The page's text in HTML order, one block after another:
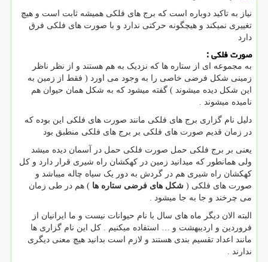
نیاز به تاکید دوباره است که برج های فلکی همیشه ثابت است و هیچ
تغییری نمیکند و هیچگونه حرکتی ندارد و با صورت های فلکی فرق
دارد
صورت فلکی :
به مجموعه ای از ستاره ها که نزدیک به هم هستند و از نظر ناظر
زمینی شکل فرضی خاصی را به وجود می اورد ( فقط از زمین به
این شکل دیده میشوند ) گفته میشود که به شکل همان حیوان هم
نامیده میشوند .
دلیل نام گزاری برج های فلکی مانند صورت های فلکی این بوده که
در زمان قدیم صورت های فلکی بر برج های فلکی منطبق بود
یعنی بر برج فلکی حمل صورت فلکی حمل در آسمان دیده میشد
ولی همانطور که میدانید زمین در کهکشان راه شیری قرار دارد و کل
کهکشان راه شیری هم در گردش به دور یک سیاه چاله میباشد و
صورت های فلکی ( شکل های فرضی ستاره ها ) هم در طی زمان
می چرخند و جا به جا میشود .
البته الان دیگر ماه های سال با نام حیوانات نیست و ما ایرانیان از
فروردین و اردیبهشت و … استفاده میکنیم . کل این نام گزاری ها
مانند اعداد تقسیم بندی هستند و لازم است بدانید هیچ معنی دیگری
ندارند .